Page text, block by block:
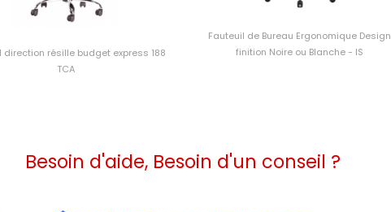
direction résille budget express 188
TCA
Fauteuil de Bureau Ergonomique Design
finition Noire ou Blanche - IS
Besoin d'aide, Besoin d'un conseil ?